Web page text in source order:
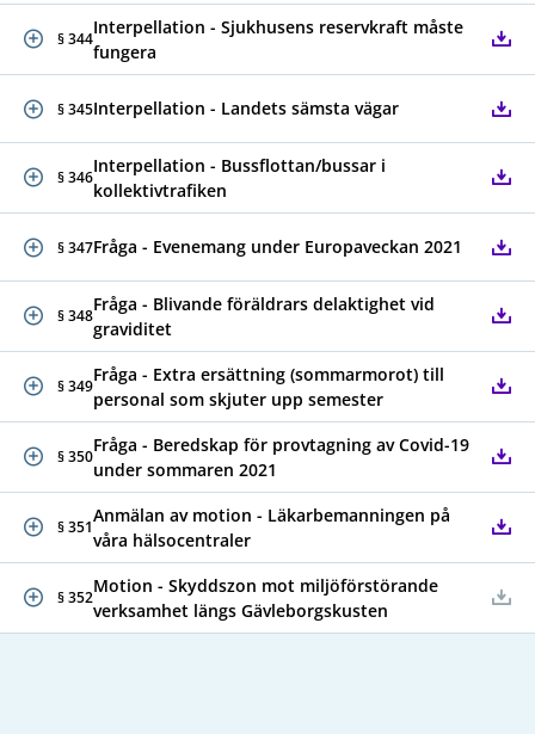
§ 344
Interpellation - Sjukhusens reservkraft måste
fungera
§ 345Interpellation - Landets sämsta vägar
§ 346
Interpellation - Bussflottan/bussar i
kollektivtrafiken
§ 347Fråga - Evenemang under Europaveckan 2021
§ 348
Fråga - Blivande föräldrars delaktighet vid
graviditet
§ 349
Fråga - Extra ersättning (sommarmorot) till
personal som skjuter upp semester
§ 350
Fråga - Beredskap för provtagning av Covid-19
under sommaren 2021
§ 351
Anmälan av motion - Läkarbemanningen på
våra hälsocentraler
§ 352
Motion - Skyddszon mot miljöförstörande
verksamhet längs Gävleborgskusten